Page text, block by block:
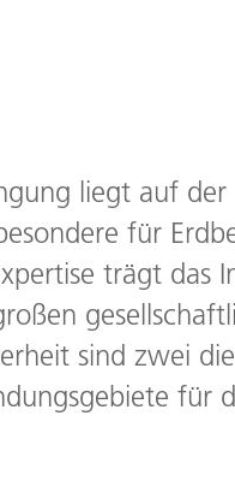
liegt auf
für
trägt das
sind zwei
für